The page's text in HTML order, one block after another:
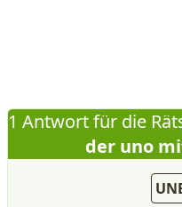
1 Antwort für die
der uno